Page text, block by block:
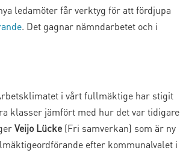
ledamöter får verktyg för att fördjupa
. Det gagnar nämndarbetet och i
i vårt fullmäktige har stigit
klasser jämfört med hur det var tidigare,
Veijo Lücke(Fri samverkan) som är ny
efter kommunalvalet i